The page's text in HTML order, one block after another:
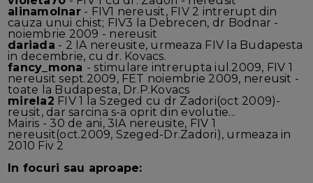
alinamolnar- FIV1 nereusit, FIV 2 intrerupt din
cauza unui chist; FIV3 la Debrecen, dr Bodnar -
noiembrie 2009 - nereusit
dariada - 2 IA nereusite, urmeaza FIV la Budapesta
in decembrie, cu dr. Kovacs.
fancy_mona - stimulare intrerupta iul.2009, FIV 1
nereusit sept.2009, FET noiembrie 2009, nereusit -
toate la Budapesta, Dr.P.Kovacs
mirela2 FIV 1 la Szeged cu dr Zadori(oct 2009)-
reusit, dar sarcina s-a oprit din evolutie...
Mairis - 30 de ani, 3IA nereusite, FIV 1
nereusit(oct.2009, Szeged-Dr.Zadori), urmeaza in
2010 Fiv 2
In focuri sau aproape: